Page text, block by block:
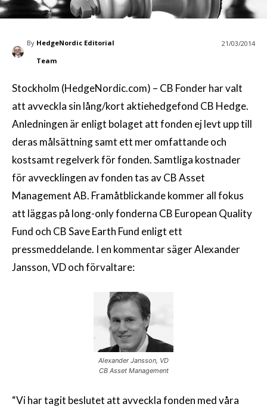
By HedgeNordic Editorial
Team
21/03/2014
Stockholm (HedgeNordic.com) – CB Fonder har valt
att avveckla sin lång/kort aktiehedgefond CB Hedge.
Anledningen är enligt bolaget att fonden ej levt upp till
deras målsättning samt ett mer omfattande och
kostsamt regelverk för fonden. Samtliga kostnader
för avvecklingen av fonden tas av CB Asset
Management AB. Framåtblickande kommer all fokus
att läggas på long-only fonderna CB European Quality
Fund och CB Save Earth Fund enligt ett
pressmeddelande. I en kommentar säger Alexander
Jansson, VD och förvaltare:
Alexander Jansson, VD
CB Asset Management
“Vi har tagit beslutet att avveckla fonden med våra